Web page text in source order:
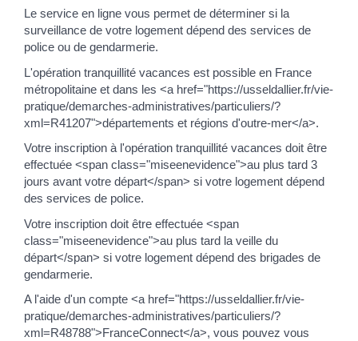
Le service en ligne vous permet de déterminer si la
surveillance de votre logement dépend des services de
police ou de gendarmerie.
L'opération tranquillité vacances est possible en France
métropolitaine et dans les <a href="https://usseldallier.fr/vie-
pratique/demarches-administratives/particuliers/?
xml=R41207">départements et régions d'outre-mer</a>.
Votre inscription à l'opération tranquillité vacances doit être
effectuée <span class="miseenevidence">au plus tard 3
jours avant votre départ</span> si votre logement dépend
des services de police.
Votre inscription doit être effectuée <span
class="miseenevidence">au plus tard la veille du
départ</span> si votre logement dépend des brigades de
gendarmerie.
A l'aide d'un compte <a href="https://usseldallier.fr/vie-
pratique/demarches-administratives/particuliers/?
xml=R48788">FranceConnect</a>, vous pouvez vous